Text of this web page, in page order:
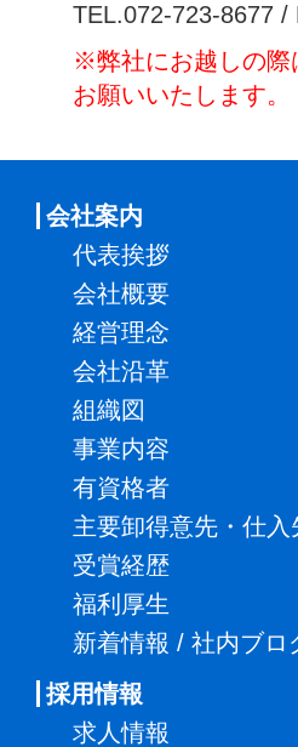
TEL.072-723-8677 /
※弊社にお越しの際
お願いいたします。
会社案内
代表挨拶
会社概要
経営理念
会社沿革
組織図
事業内容
有資格者
主要卸得意先・仕入
受賞経歴
福利厚生
新着情報 / 社内ブロ
採用情報
求人情報